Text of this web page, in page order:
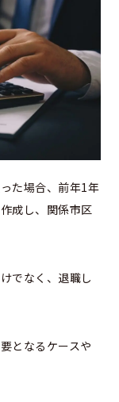
た場合、前年1年
成し、関係市区
でなく、退職し
となるケースや